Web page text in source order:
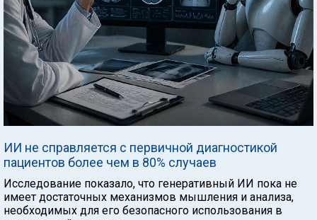
ИИ не справляется с первичной диагностикой
пациентов более чем в 80% случаев
Исследование показало, что генеративный ИИ пока не
имеет достаточных механизмов мышления и анализа,
необходимых для его безопасного использования в